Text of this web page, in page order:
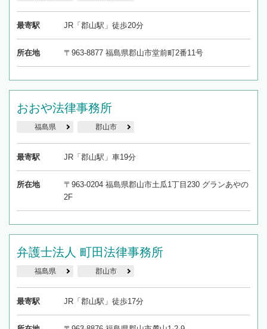
最寄駅 JR「郡山駅」徒歩20分
所在地 〒963-8877 福島県郡山市堂前町2番11号
おおや法律事務所
福島県 郡山市
最寄駅 JR「郡山駅」車19分
所在地
〒963-0204 福島県郡山市土瓜1丁目230 グランあやの
2F
弁護士法人 町田法律事務所
福島県 郡山市
最寄駅 JR「郡山駅」徒歩17分